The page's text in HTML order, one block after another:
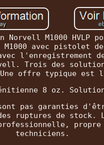
Norvell M1000
M1000 avec pistolet
l'enregistrement
Trois des
offre typique est
8 oz.
pas garanties
ruptures de stock.
techniciens.